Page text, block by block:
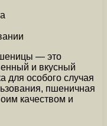
— это
и вкусный
для особого случая
пшеничная
качеством и